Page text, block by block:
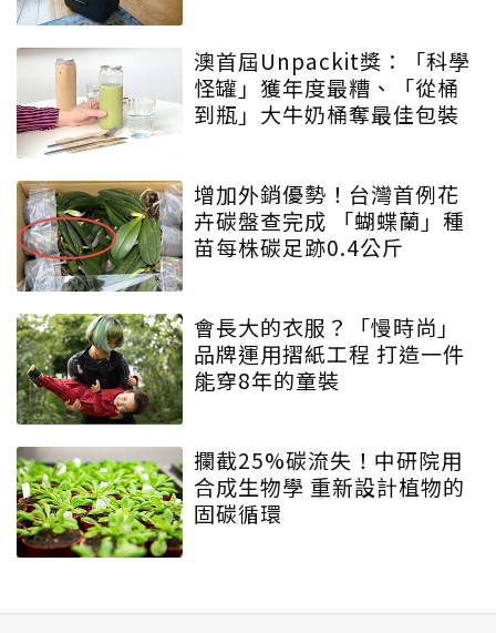
澳首屆Unpackit獎：「科學
怪罐」獲年度最糟、「從桶
到瓶」大牛奶桶奪最佳包裝
增加外銷優勢！台灣首例花
卉碳盤查完成 「蝴蝶蘭」種
苗每株碳足跡0.4公斤
會長大的衣服？「慢時尚」
品牌運用摺紙工程 打造一件
能穿8年的童裝
攔截25%碳流失！中研院用
合成生物學 重新設計植物的
固碳循環